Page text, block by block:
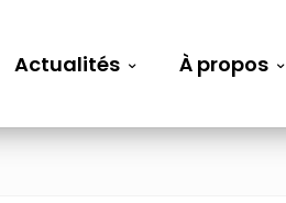
Actualités À propos